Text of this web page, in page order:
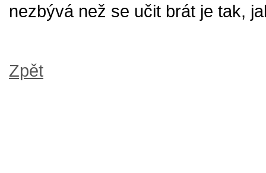
nezbývá než se učit brát je tak,
Zpět